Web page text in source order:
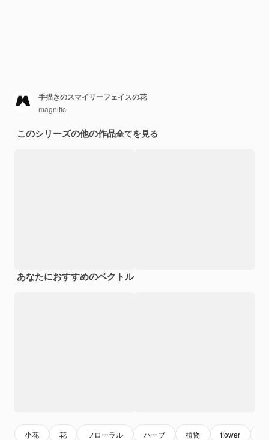
手描きのスマイリーフェイスの花
magnific
このシリーズの他の作品全てを見る
あなたにおすすめのベクトル
小花 花 フローラル ハーブ 植物 flower